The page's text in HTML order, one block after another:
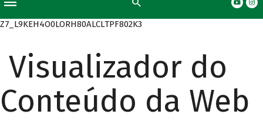
Z7_L9KEH4O0LORH80ALCLTPF802K3
Visualizador do
Conteúdo da Web